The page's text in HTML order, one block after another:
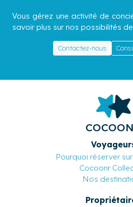
Vous gérez une activité de
savoir plus sur nos possibilités
Contactez-nous
Pourquoi réserver
Cocoonr
Nos